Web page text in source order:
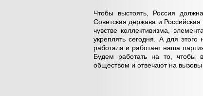
Чтобы выстоять, Россия
Советская держава и
чувстве коллективизма,
укреплять сегодня. А для
работала и работает наша
Будем работать на то, чтобы
обществом и отвечают на вызовы